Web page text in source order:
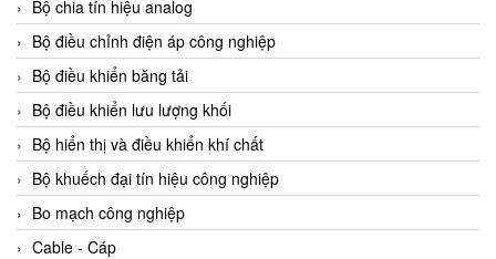
Ados Vietnam
Advanced Energy Vietnam
Advantech Vietnam
Agate Vietnam
AGR International Vietnam
Aichi Tokei Denki Vietnam
Aii Vietnam
Bộ chia tín hiệu analog
Bộ điều chỉnh điện áp công nghiệp
Bộ điều khiển băng tải
Bộ điều khiển lưu lượng khối
Bộ hiển thị và điều khiển khí chất
Bộ khuếch đại tín hiệu công nghiệp
Bo mạch công nghiệp
Cable - Cáp